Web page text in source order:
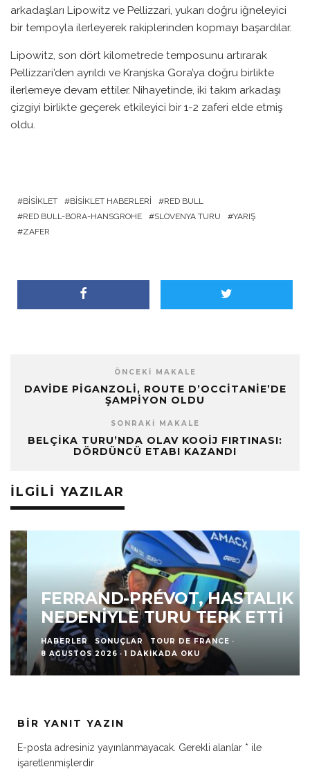
arkadaşları Lipowitz ve Pellizzari, yukarı doğru iğneleyici
bir tempoyla ilerleyerek rakiplerinden kopmayı başardılar.
Lipowitz, son dört kilometrede temposunu artırarak
Pellizzari’den ayrıldı ve Kranjska Gora’ya doğru birlikte
ilerlemeye devam ettiler. Nihayetinde, iki takım arkadaşı
çizgiyi birlikte geçerek etkileyici bir 1-2 zaferi elde etmiş
oldu.
BISIKLET BISIKLET HABERLERI
RED BULL
RED BULL-BORA-HANSGROHE
SLOVENYA TURU
YARIŞ
ZAFER
ÖNCEKI MAKALE
DAVIDE PIGANZOLI, ROUTE D’OCCITANIE’DE
ŞAMPIYON OLDU
SONRAKI MAKALE
BELÇIKA TURU’NDA OLAV KOOIJ FIRTINASI:
DÖRDÜNCÜ ETABI KAZANDI
İLGILI YAZILAR
FERRAND-PRÉVOT, HASTALIK
NEDENIYLE TURU TERK ETTI
HABERLER SONUÇLAR TOUR DE FRANCE ·
8 AĞUSTOS 2026 · 1 DAKIKADA OKU
BIR YANIT YAZIN
E-posta adresiniz yayınlanmayacak. Gerekli alanlar * ile
işaretlenmişlerdir